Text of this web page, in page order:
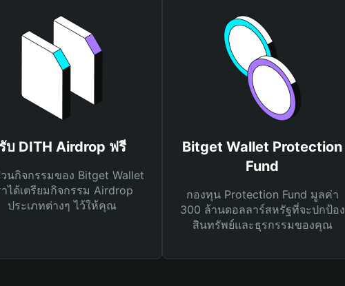
รับ DITH Airdrop ฟรี
นกิจกรรมของ Bitget Wallet
าได้เตรียมกิจกรรม Airdrop
ประเภทต่างๆ ไว้ให้คุณ
Bitget Wallet Protection
Fund
กองทุน Protection Fund มูลค่า
300 ล้านดอลลาร์สหรัฐที่จะปกป้อง
สินทรัพย์และธุรกรรมของคุณ